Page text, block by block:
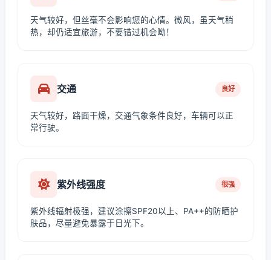
天气较好，但丝毫不会影响您的心情。微风，虽天气稍
热，却仍适宜旅游，不要错过机会呦！
交通 良好
天气较好，路面干燥，交通气象条件良好，车辆可以正
常行驶。
紫外线强度 很强
紫外线辐射极强，建议涂擦SPF20以上、PA++的防晒护
肤品，尽量避免暴露于日光下。